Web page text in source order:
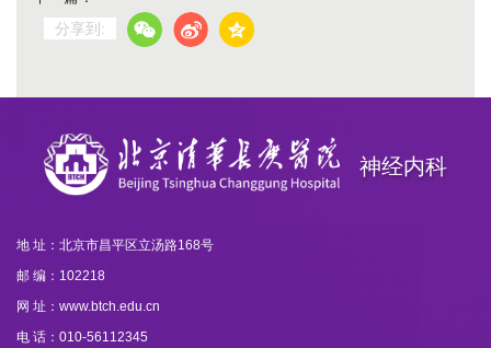
分享到:
神经内科
地 址：北京市昌平区立汤路168号
邮 编：102218
网 址：www.btch.edu.cn
电 话：010-56112345